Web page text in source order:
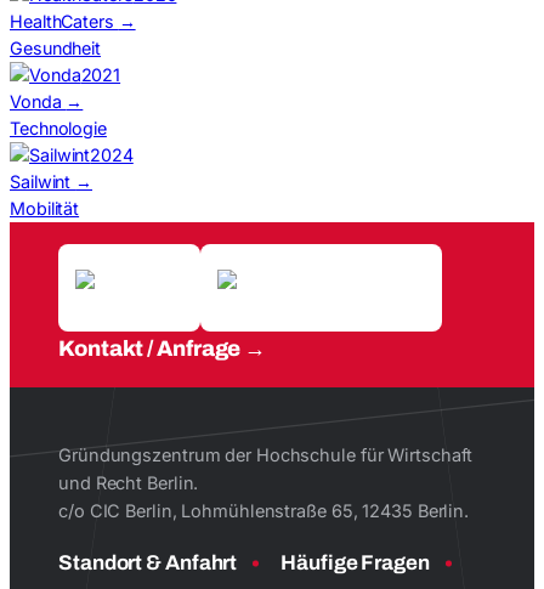
HealthCaters →
Gesundheit
2021
Vonda →
Technologie
2024
Sailwint →
Mobilität
Kontakt / Anfrage
Gründungszentrum der Hochschule für Wirtschaft
und Recht Berlin.
c/o CIC Berlin, Lohmühlenstraße 65, 12435 Berlin.
Standort & Anfahrt
Häufige Fragen